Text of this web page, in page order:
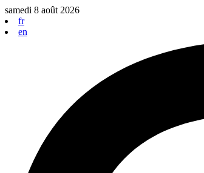
Aller
au
contenu
samedi 8 août 2026
fr
en